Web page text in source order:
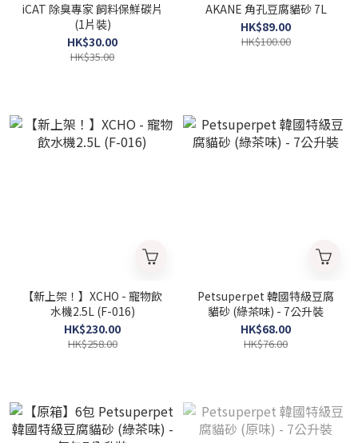
iCAT 除臭專家 飼料保鮮碳片
(1片裝)
HK$30.00
HK$35.00
AKANE 角孔豆腐貓砂 7L
HK$89.00
HK$100.00
【新上架！】XCHO - 寵物飲
水機2.5L (F-016)
HK$230.00
HK$258.00
Petsuperpet 韓國特級豆腐
貓砂 (綠茶味) - 7公升裝
HK$68.00
HK$76.00